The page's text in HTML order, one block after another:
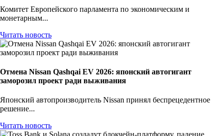
Комитет Европейского парламента по экономическим и
монетарным...
Читать новость
Отмена Nissan Qashqai EV 2026: японский автогигант
заморозил проект ради выживания
Японский автопроизводитель Nissan принял беспрецедентное
решение...
Читать новость